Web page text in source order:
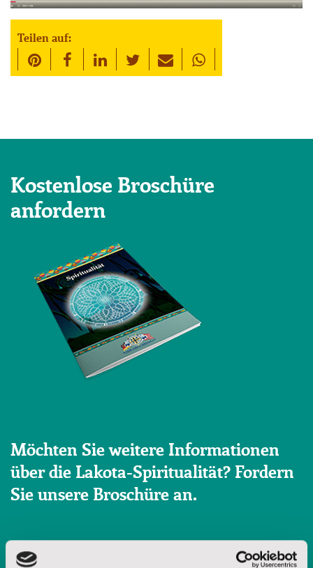
Teilen auf:
Kostenlose Broschüre
anfordern
Möchten Sie weitere Informationen
über die Lakota-Spiritualität? Fordern
Sie unsere Broschüre an.
Vorname